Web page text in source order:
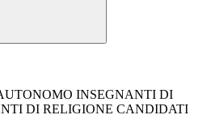
INSEGNANTI DI
DI RELIGIONE CANDIDATI